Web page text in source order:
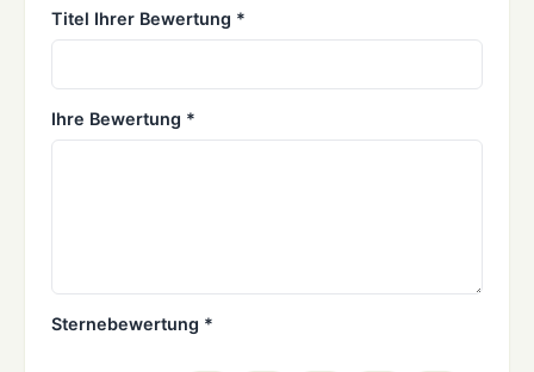
Titel Ihrer Bewertung *
Ihre Bewertung *
Sternebewertung *